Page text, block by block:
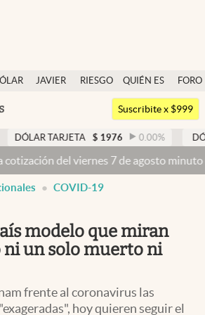
JAVIER
RIESGO
QUIÉN ES
QUIÉN
FORO
Argentina
México
Suscribite x $999
$ 1976 0.00% DÓLAR MEP $
viernes 7 de agosto minuto a minuto
COVID-19
modelo que miran
ni un solo muerto ni
frente al coronavirus las
hoy quieren seguir el